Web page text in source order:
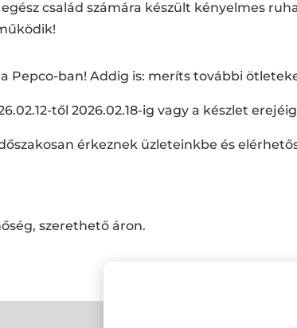
egész család számára készült kényelmes
Pepco-ban! Addig is: meríts további
től 2026.02.18-ig vagy a készlet
érkeznek üzleteinkbe és
szerethető áron.